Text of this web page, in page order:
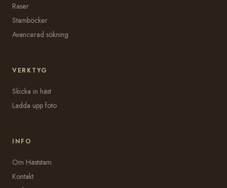
Raser
Stamböcker
Avancerad sökning
VERKTYG
Skicka in häst
Ladda upp foto
INFO
Om Häststam
Kontakt